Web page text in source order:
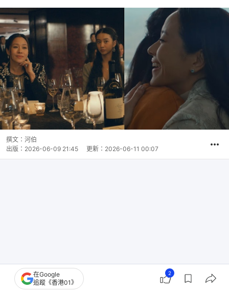
撰文： 河伯
出版： 2026-06-09 21:45 更新： 2026-06-11 00:07
在Google
追蹤《香港01》
2